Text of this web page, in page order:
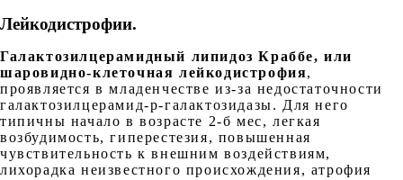
Лейкодистрофии.
Галактозилцерамидный липидоз Краббе, или
шаровидно-клеточная лейкодистрофия,
проявляется в младенчестве из-за недостаточности
галактозилцерамид-р-галактозидазы. Для него
типичны начало в возрасте 2-б мес, легкая
возбудимость, гиперестезия, повышенная
чувствительность к внешним воздействиям,
лихорадка неизвестного происхождения, атрофия